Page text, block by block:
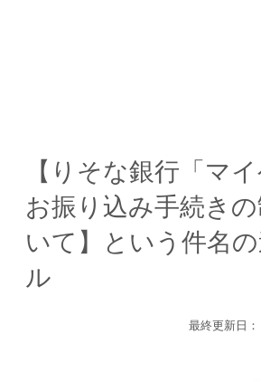
【りそな銀行「マイ
お振り込み手続き
いて】という件名
ル
最終更新日：